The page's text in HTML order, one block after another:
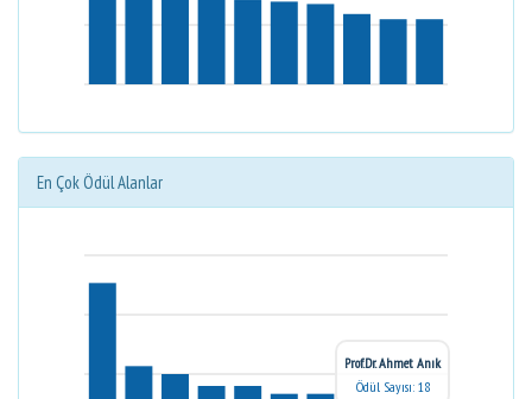
En Çok Ödül Alanlar
Prof.Dr. Ahmet Anık
Ödül Sayısı: 18